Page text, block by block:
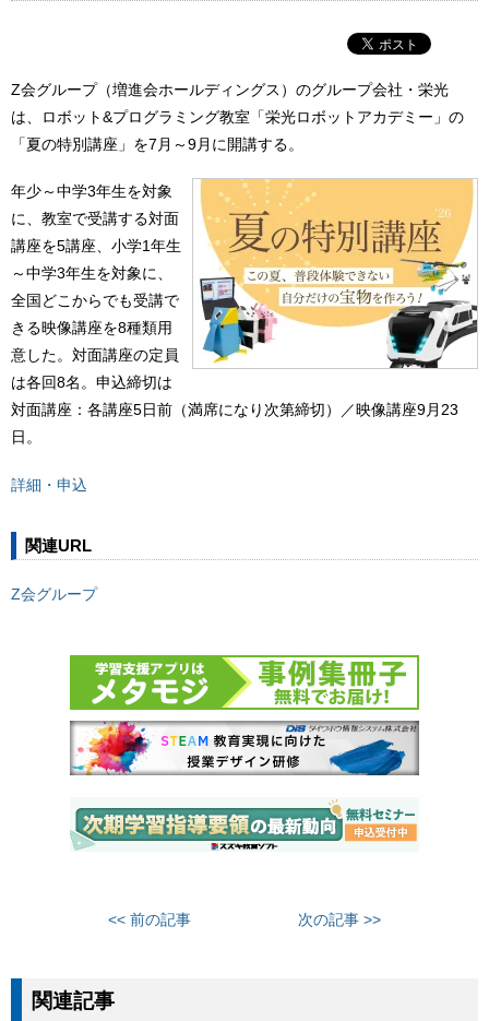
Z会グループ（増進会ホールディングス）のグループ会社・栄光
は、ロボット&プログラミング教室「栄光ロボットアカデミー」の
「夏の特別講座」を7月～9月に開講する。
年少～中学3年生を対象
に、教室で受講する対面
講座を5講座、小学1年生
～中学3年生を対象に、
全国どこからでも受講で
きる映像講座を8種類用
意した。対面講座の定員
は各回8名。申込締切は
対面講座：各講座5日前（満席になり次第締切）／映像講座9月23
日。
詳細・申込
関連URL
Z会グループ
<< 前の記事 次の記事 >>
関連記事